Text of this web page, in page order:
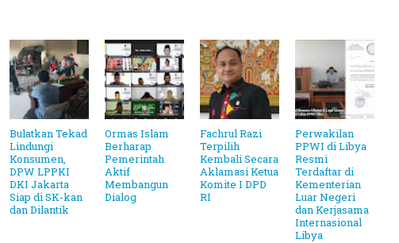
Bulatkan Tekad
Lindungi
Konsumen,
DPW LPPKI
DKI Jakarta
Siap di SK-kan
dan Dilantik
Ormas Islam
Berharap
Pemerintah
Aktif
Membangun
Dialog
Fachrul Razi
Terpilih
Kembali Secara
Aklamasi Ketua
Komite I DPD
RI
Perwakilan
PPWI di Libya
Resmi
Terdaftar di
Kementerian
Luar Negeri
dan Kerjasama
Internasional
Libya